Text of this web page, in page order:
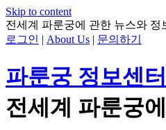
Skip to content
전세계 파룬궁에 관한 뉴스와 정
로그인 | About Us | 문의하기
파룬궁 정보센터
전세계 파룬궁